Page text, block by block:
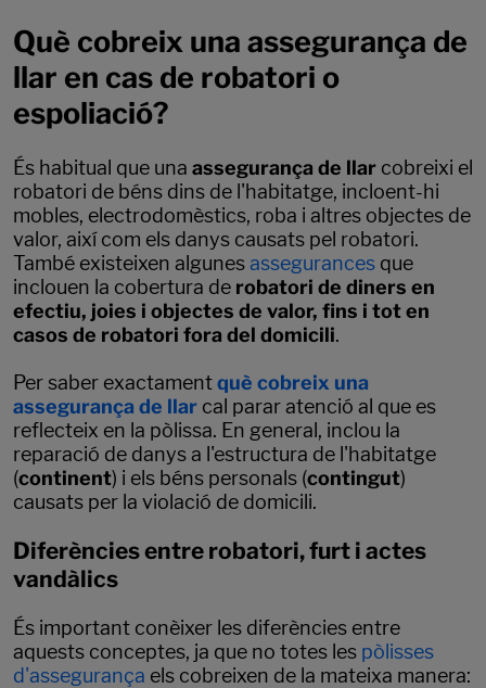
Què cobreix una assegurança de
llar en cas de robatori o
espoliació?
És habitual que una assegurança de llar cobreixi el
robatori de béns dins de l'habitatge, incloent-hi
mobles, electrodomèstics, roba i altres objectes de
valor, així com els danys causats pel robatori.
També existeixen algunesassegurances que
inclouen la cobertura de robatori de diners en
efectiu, joies i objectes de valor, fins i tot en
casos de robatori fora del domicili.
Per saber exactamentquè cobreix una
assegurança de llar cal parar atenció al que es
reflecteix en la pòlissa. En general, inclou la
reparació de danys a l'estructura de l'habitatge
(continent) i els béns personals (contingut)
causats per la violació de domicili.
Diferències entre robatori, furt i actes
vandàlics
És important conèixer les diferències entre
aquests conceptes, ja que no totes les pòlisses
d'assegurança els cobreixen de la mateixa manera: